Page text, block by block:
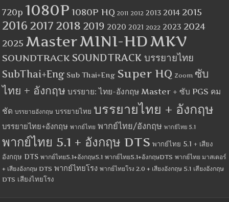
720p 1080P 1080P HQ 2011 2012 2013 2014 2015
2016 2017 2018 2019 2020 2021 2022 2023 2024
2025 MasterMINI-HDMKV
SOUNDTRACK SOUNDTRACK บรรยายไทย
SubThai+Eng Sub Thai+Eng Super HQ Zoom ซับ
ไทย + อังกฤษ บรรยาย: ไทย-อังกฤษ Master + ซับ PGS คม
ชัด บรรยายอังกฤษ บรรยายไทย บรรยายไทย + อังกฤษ
บรรยายไทย+อังกฤษ พากย์ไทย พากย์ไทย/อังกฤษ พากย์ไทย 5.1
พากย์ไทย 5.1 + อังกฤษ DTS พากย์ไทย 5.1 + เสียง
อังกฤษ DTS พากย์ไทย5.1+อังกฤษ5.1 พากย์ไทย5.1+อังกฤษDTS พากย์ไทย มาสเตอร์
+ เสียงอังกฤษ DTS พากย์ไทยโรง พากย์ไทยโรง 2.0 + เสียงอังกฤษ 5.1 เสียงอังกฤษ
DTS เสียงไทยโรง